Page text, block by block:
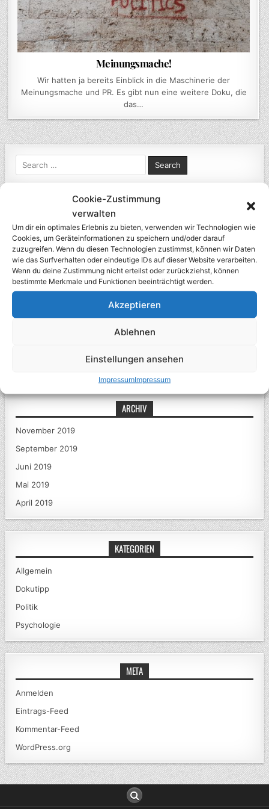
Cookie-Zustimmung
verwalten
Um dir ein optimales Erlebnis zu bieten, verwenden wir Technologien wie
Cookies, um Geräteinformationen zu speichern und/oder darauf
zuzugreifen. Wenn du diesen Technologien zustimmst, können wir Daten
wie das Surfverhalten oder eindeutige IDs auf dieser Website verarbeiten.
Wenn du deine Zustimmung nicht erteilst oder zurückziehst, können
bestimmte Merkmale und Funktionen beeinträchtigt werden.
Akzeptieren
Ablehnen
Einstellungen ansehen
ImpressumImpressum
Meinungsmache!
Wir hatten ja bereits Einblick in die Maschinerie der
Meinungsmache und PR. Es gibt nun eine weitere Doku, die
das…
Search
for:
NEUESTE BEITRÄGE
Meinungsmache!
Meinungsmache?
Symptome und Ursachen
Europawahl – dumm gelaufen
„Artgerecht“ als Einstellung?
NEUESTE KOMMENTARE
ARCHIV
November 2019
September 2019
Juni 2019
Mai 2019
April 2019
KATEGORIEN
Allgemein
Dokutipp
Politik
Psychologie
META
Anmelden
Eintrags-Feed
Kommentar-Feed
WordPress.org